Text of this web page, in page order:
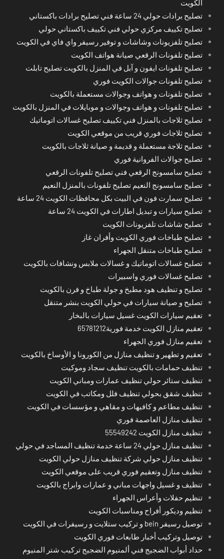
الكويت
تصليح برادات حولي 24 ساعة فني تصليح برادات باكستاني
تصليح تكييف مركزي حولي فني تكييف باكستاني حولي
تصليح تلفزيونات وشاشات و توفير رسيفر واي فاي في الكويت
تصليح تلفونات الرقعي صيانة هواتف الكويت
تصليح تلفونات ايفون و آبل في المنزل بالكويت تصليح تابلت
تصليح تلفونات جوالات الكويت فوري
تصليح تلفونات و هواتف وجوالات مستعملة بالكويت
تصليح تلفونات و هواتف وجوالات و موبايلات في المنزل بالكويت
تصليح ثلاجات بالمنزل فني تكييف تصليح غسالات اتوماتيك
تصليح ثلاجات فوري قريب من موقعي الكويت
تصليح ثلاجة مستعملة و قديمة و صيانة ثلاجات بالكويت
تصليح جوالات الفروانية فوري
تصليح سامسونج الرقعي فني تصليح تلفونات الرقعي
تصليح سامسونج النعيم تصليح تلفونات بالمنزل النعيم
تصليح سمارت فون في البيت بكل محافظات الكويت 24 ساعة
تصليح سيارات و تبديل اطارات في الكويت 24 ساعة
تصليح شاشات تلفزيونات الكويت
تصليح طباخات فوري الكويت وأفران غاز
تصليح طباخات متنقل الجهراء
تصليح غسالات اتوماتيك و غسالات ملابس ونشافات بالكويت
تصليح غسالات فوري واسبيرات
تصليح و تنظيف هود مطبخ و جولة طباخ و فرن بالكويت
تصليح و صيانة سيارات في حولي الكويت بنشر متنقل
تعقيم سيارات الكويت غسيل سيارات بالبخار
تعقيم منازل الكويت خدمة فورية65781212
تعقيم منازل فوري الجهراء
تعقيم و تطهير و تنظيف منازل من الكورونا و الأوساخ بالكويت
تنظيف حمامات بالكويت تنظيف سجاد وموكيت
تنظيف ستائر حولي تنظيف عمارات ومباني الكويت
تنظيف شقق بحولي تنظيف فلل ومكاتب في الكويت
تنظيف مطاعم و كافيهات و مقاهي و مؤسسات في الكويت
تنظيف منازل العاصمة فوري
تنظيف منازل الكويت 55549242
تنظيف منازل حولي 24 ساعة خدمة تنظيف المساجد في حولي
تنظيف منازل حولي شركة تنظيف منازل حولي الكويت
تنظيف منازل وتعقيم فوري قريب على موقعي الكويت
تنظيف و غسيل واجهات مباني و عمارات وابراج بالكويت
تنظيم حفلات وأعراس الجهراء
تنظيم وديكور أفراح ومناسبات الكويت
توصيل رسيفر bein و تركيب ستلايت و رسيفرات في الكويت
توصيل وتركيب أخبار طابعات فوري الكويت
حداد أبواب الضجيج فني ألمنيوم الضجيج تركيب شتر المنيوم